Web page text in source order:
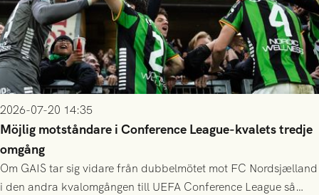
2026-07-20 14:35
Möjlig motståndare i Conference League-kvalets tredje
omgång
Om GAIS tar sig vidare från dubbelmötet mot FC Nordsjælland
i den andra kvalomgången till UEFA Conference League så